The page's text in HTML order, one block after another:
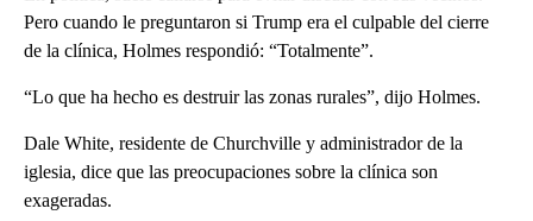
Pero cuando le preguntaron si Trump era el culpable del cierre
de la clínica, Holmes respondió: “Totalmente”.
“Lo que ha hecho es destruir las zonas rurales”, dijo Holmes.
Dale White, residente de Churchville y administrador de la
iglesia, dice que las preocupaciones sobre la clínica son
exageradas.